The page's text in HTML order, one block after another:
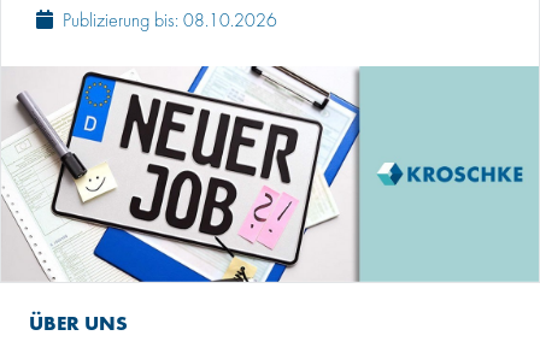
Publizierung bis: 08.10.2026
ÜBER UNS